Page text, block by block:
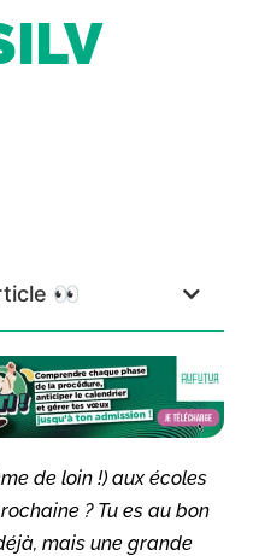
👀
de loin !) aux écoles
? Tu es au bon
mais une grande